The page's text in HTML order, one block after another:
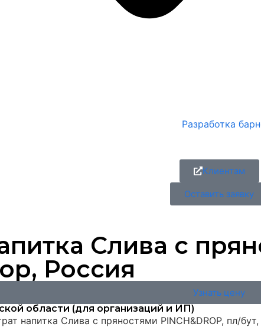
Разработка
Клиентам
Оставить заявку
Слива с
Россия
Узнать цену
области (для организаций и ИП)
напитка Слива с пряностями PINCH&DROP, пл/